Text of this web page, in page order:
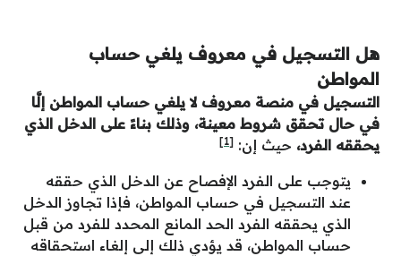
هل التسجيل في معروف يلغي حساب
المواطن
التسجيل في منصة معروف لا يلغي حساب المواطن إلَّا
في حال تحقق شروط معينة، وذلك بناءً على الدخل الذي
يحققه الفرد، حيث إن: [1]
يتوجب على الفرد الإفصاح عن الدخل الذي حققه
عند التسجيل في حساب المواطن، فإذا تجاوز الدخل
الذي يحققه الفرد الحد المانع المحدد للفرد من قبل
حساب المواطن، قد يؤدي ذلك إلى إلغاء استحقاقه